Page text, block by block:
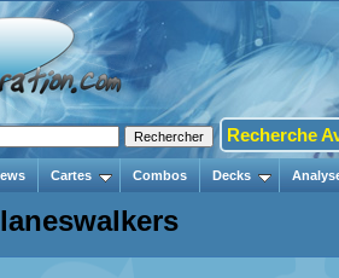
Recherche
Cartes Combos Decks